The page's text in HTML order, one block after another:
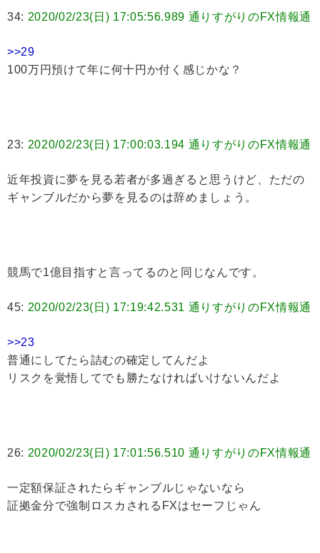
34: 2020/02/23(日) 17:05:56.989 通りすがりのFX情報通
>>29
100万円預けて年に何十円か付く感じかな？
23: 2020/02/23(日) 17:00:03.194 通りすがりのFX情報通
近年投資に夢を見る若者が多過ぎると思うけど、ただの
ギャンブルだから夢を見るのは辞めましょう。
競馬で1億目指すと言ってるのと同じなんです。
45: 2020/02/23(日) 17:19:42.531 通りすがりのFX情報通
>>23
普通にしてたら詰むの確定してんだよ
リスクを覚悟してでも勝たなければいけないんだよ
26: 2020/02/23(日) 17:01:56.510 通りすがりのFX情報通
一定額保証されたらギャンブルじゃないなら
証拠金分で強制ロスカされるFXはセーフじゃん